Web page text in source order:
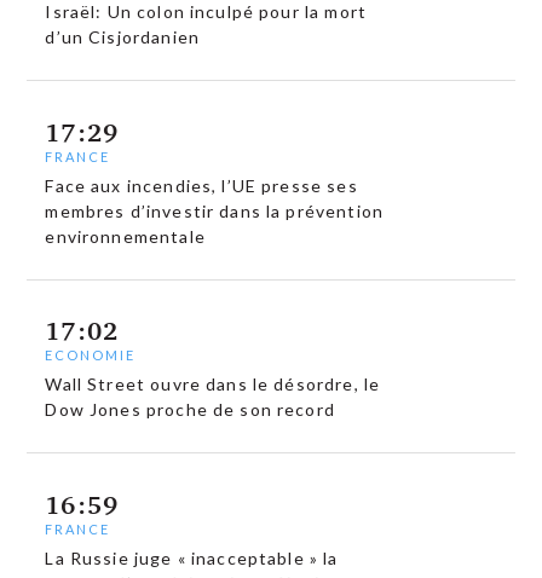
Israël: Un colon inculpé pour la mort
d’un Cisjordanien
17:29
FRANCE
Face aux incendies, l’UE presse ses
membres d’investir dans la prévention
environnementale
17:02
ECONOMIE
Wall Street ouvre dans le désordre, le
Dow Jones proche de son record
16:59
FRANCE
La Russie juge « inacceptable » la